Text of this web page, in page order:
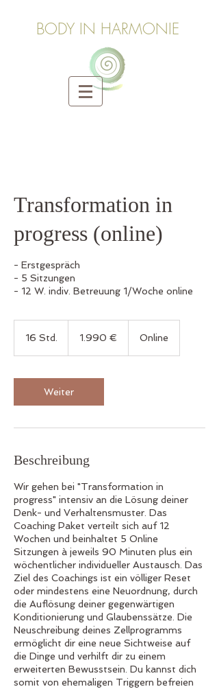
BODY IN HARMONIE
Transformation in
progress (online)
- Erstgespräch
- 5 Sitzungen
- 12 W. indiv. Betreuung 1/Woche online
16 Std.
t
d
1.990 € Online
Weiter
Beschreibung
Wir gehen bei "Transformation in
progress" intensiv an die Lösung deiner
Denk- und Verhaltensmuster. Das
Coaching Paket verteilt sich auf 12
Wochen und beinhaltet 5 Online
Sitzungen à jeweils 90 Minuten plus ein
wöchentlicher individueller Austausch. Das
Ziel des Coachings ist ein völliger Reset
oder mindestens eine Neuordnung, durch
die Auflösung deiner gegenwärtigen
Konditionierung und Glaubenssätze. Die
Neuschreibung deines Zellprogramms
ermöglicht dir eine neue Sichtweise auf
die Dinge und verhilft dir zu einem
erweiterten Bewusstsein. Du kannst dich
somit von ehemaligen Triggern befreien